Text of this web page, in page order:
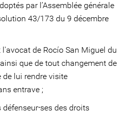
par l’Assemblée générale
43/173 du 9 décembre
de Rocío San Miguel du
que de tout changement de
de lui rendre visite
entrave ;
des droits